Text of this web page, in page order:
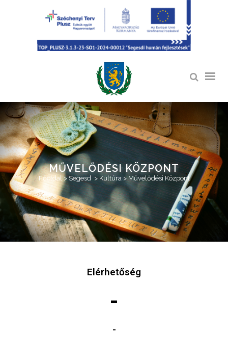
MŰVELŐDÉSI KÖZPONT
Főoldal>Segesd > Kultúra>Művelődési Központ
Elérhetőség
-
-